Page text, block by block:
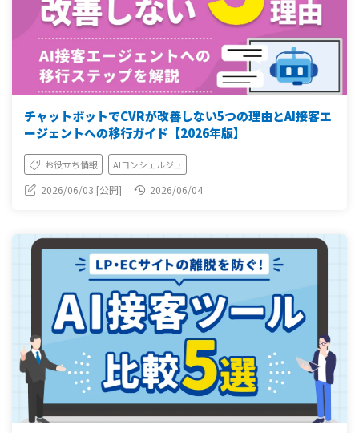
チャットボットでCVRが改善しない5つの理由とAI接客エ
ージェントへの移行ガイド【2026年版】
お役立ち情報 AIコンシェルジュ
2026/06/03 [公開] 2026/06/04